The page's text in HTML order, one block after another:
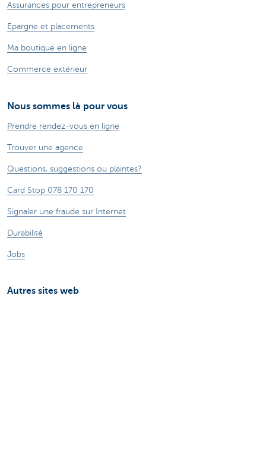
Assurances pour entrepreneurs
Epargne et placements
Ma boutique en ligne
Commerce extérieur
Nous sommes là pour vous
Prendre rendez-vous en ligne
Trouver une agence
Questions, suggestions ou plaintes?
Card Stop 078 170 170
Signaler une fraude sur Internet
Durabilité
Jobs
Autres sites web